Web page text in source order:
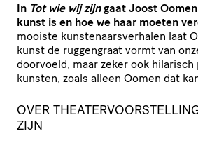
In Tot wie wij zijngaat Joost
kunst is en hoe we haar moeten
mooiste kunstenaarsverhalen laat
kunst de ruggengraat vormt van
doorvoeld, maar zeker ook
kunsten, zoals alleen Oomen dat
OVER
ZIJN